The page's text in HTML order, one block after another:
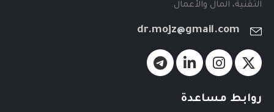
التقنية، المال والأعمال.
dr.mojz@gmail.com
روابط مساعدة